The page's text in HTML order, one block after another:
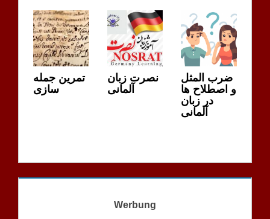
تمرین جمله
سازی
نصرت زبان
آلمانی
ضرب المثل
و اصطلاح ها
در زبان
آلمانی
Werbung